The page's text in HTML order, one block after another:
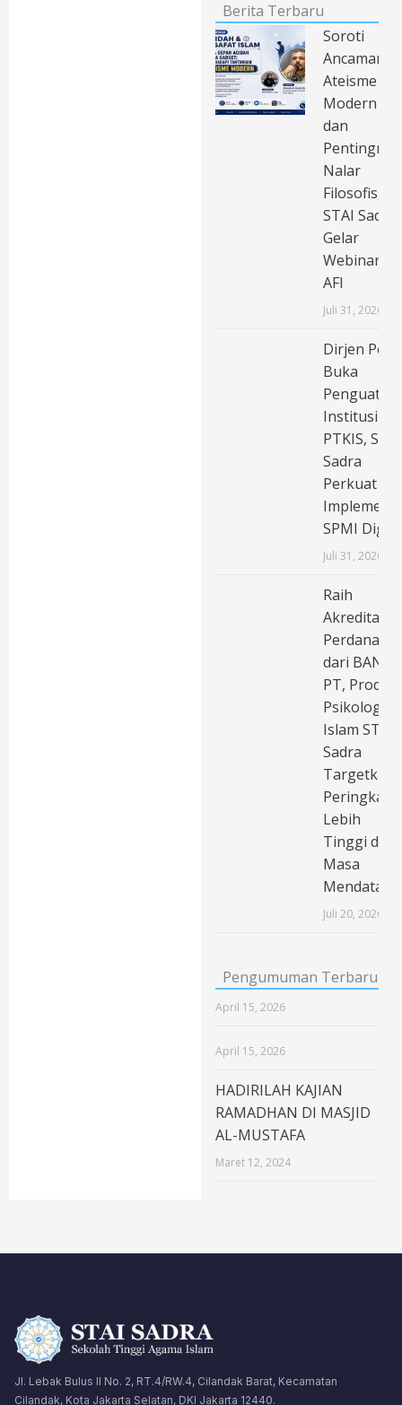
Berita Terbaru
Soroti
Ancaman
Ateisme
Modern
dan
Pentingnya
Nalar
Filosofis,
STAI Sadra
Gelar
Webinar
AFI
Juli 31, 2026
Dirjen
Buka
Penguatan
Institusi
PTKIS, STAI
Sadra
Perkuat
SPMI
Juli 31, 2026
Raih
Akreditasi
Perdana
dari BAN-
PT, Prodi
Psikologi
Islam STAI
Sadra
Targetkan
Peringkat
Lebih
Tinggi di
Masa
Mendatang
Juli 20, 2026
Pengumuman Terbaru
April 15, 2026
April 15, 2026
HADIRILAH KAJIAN
RAMADHAN DI MASJID
AL-MUSTAFA
Maret 12, 2024
Jl. Lebak Bulus II No. 2, RT.4/RW.4, Cilandak Barat, Kecamatan
Cilandak, Kota Jakarta Selatan, DKI Jakarta 12440.